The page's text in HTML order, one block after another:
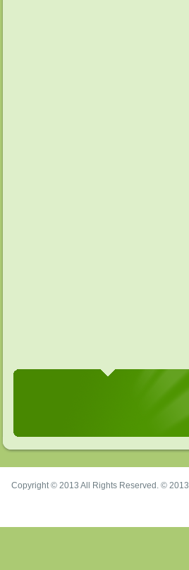
Copyright © 2013 All Rights Reserved. © 2013